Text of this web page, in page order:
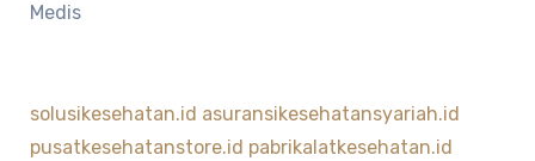
Medis
solusikesehatan.id asuransikesehatansyariah.id
pusatkesehatanstore.id pabrikalatkesehatan.id